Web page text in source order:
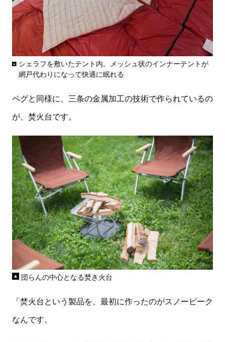
シェラフを敷いたテント内。メッシュ状のインナーテントが
網戸代わりになって快適に眠れる
ペグと同様に、三条の金属加工の技術で作られているの
が、焚火台です。
団らんの中心となる焚き火台
「焚火台という製品を、最初に作ったのがスノーピーク
なんです。